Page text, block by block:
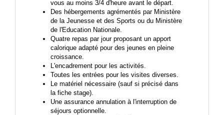
vous au moins 3/4 d'heure avant le départ.
Des hébergements agrémentés par Ministère
de la Jeunesse et des Sports ou du Ministère
de l'Education Nationale.
Quatre repas par jour proposant un apport
calorique adapté pour des jeunes en pleine
croissance.
L'encadrement pour les activités.
Toutes les entrées pour les visites diverses.
Le matériel nécessaire (sauf si précisé dans
la fiche stage).
Une assurance annulation à l'interruption de
séjours optionnelle.